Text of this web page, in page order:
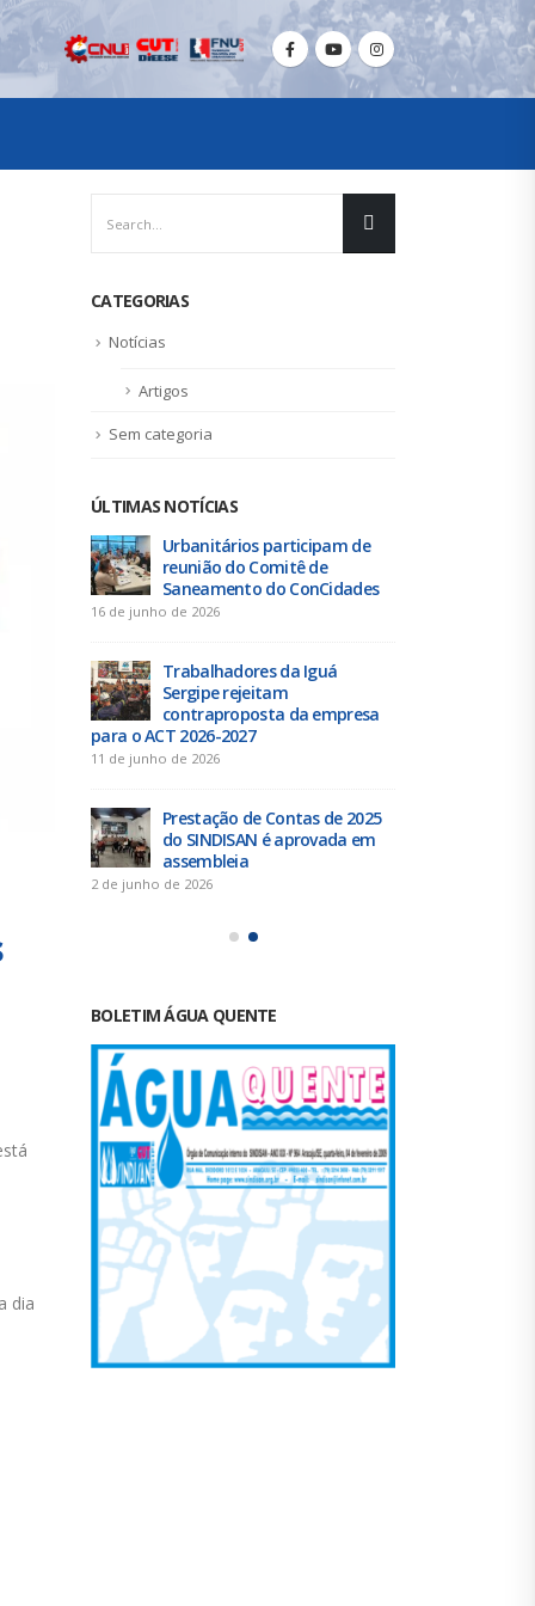
dia
CATEGORIAS
Notícias
Artigos
Sem categoria
ÚLTIMAS NOTÍCIAS
a
do
dia
a
Urbanitários participam de
reunião do Comitê de
Saneamento do ConCidades
16 de junho de 2026
Trabalhadores da Iguá
Sergipe rejeitam
contraproposta da empresa
para o ACT 2026-2027
11 de junho de 2026
Prestação de Contas de 2025
do SINDISAN é aprovada em
assembleia
2 de junho de 2026
BOLETIM ÁGUA QUENTE